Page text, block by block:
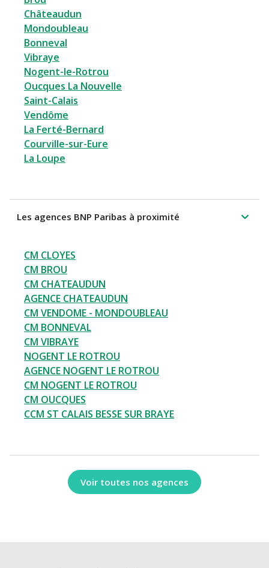
Châteaudun
Mondoubleau
Bonneval
Vibraye
Nogent-le-Rotrou
Oucques La Nouvelle
Saint-Calais
Vendôme
La Ferté-Bernard
Courville-sur-Eure
La Loupe
Les agences BNP Paribas à proximité
CM CLOYES
CM BROU
CM CHATEAUDUN
AGENCE CHATEAUDUN
CM VENDOME - MONDOUBLEAU
CM BONNEVAL
CM VIBRAYE
NOGENT LE ROTROU
AGENCE NOGENT LE ROTROU
CM NOGENT LE ROTROU
CM OUCQUES
CCM ST CALAIS BESSE SUR BRAYE
Voir toutes nos agences